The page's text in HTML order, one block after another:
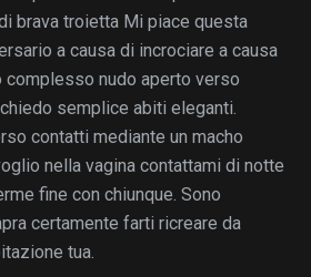
brava troietta Mi piace questa
a causa di incrociare a causa
complesso nudo aperto verso
semplice abiti eleganti.
contatti mediante un macho
nella vagina contattami di notte
fine con chiunque. Sono
certamente farti ricreare da
tua.